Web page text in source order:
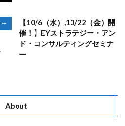
ー
【10/6（水）,10/22（金）開
催！】EYストラテジー・アン
ド・コンサルティングセミナ
ー
About